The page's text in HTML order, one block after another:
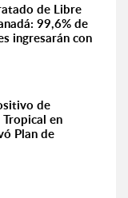
de Libre
99,6% de
ingresarán con
de
Tropical en
Plan de